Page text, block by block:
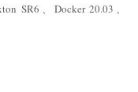
SR6、Docker 20.03、